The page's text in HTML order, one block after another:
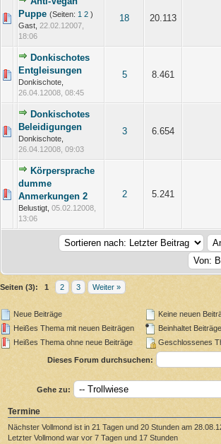
Puppe (Seiten: 1 2 )
Gast, 22.02.12007,
18:06
18 20.113
Donkischotes
Entgleisungen
Donkischote,
26.04.12008, 08:45
5 8.461
Donkischotes
Beleidigungen
Donkischote,
26.04.12008, 09:03
3 6.654
Körpersprache
dumme
Anmerkungen 2
Belustigt, 05.02.12008,
13:06
2 5.241
Seiten (3): 1 2 3 Weiter »
Neue Beiträge
Heißes Thema mit neuen Beiträgen
Heißes Thema ohne neue Beiträge
Keine neuen
Beinhaltet
Geschlossenes
Dieses Forum durchsuchen:
Gehe zu:
Termine
Nächster Vollmond ist in 21 Tagen und 20 Stunden am
Letzter Vollmond war vor 7 Tagen und 17 Stunden